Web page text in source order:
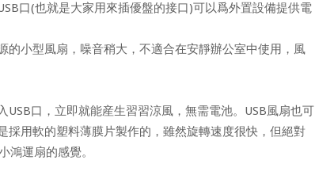
口(也就是大家用來插優盤的接口)可以爲外置設備提供電
小型風扇，噪音稍大，不適合在安靜辦公室中使用，風
口，立即就能産生習習涼風，無需電池。USB風扇也可
採用軟的塑料薄膜片製作的，雖然旋轉速度很快，但絕對
鴻運扇的感覺。